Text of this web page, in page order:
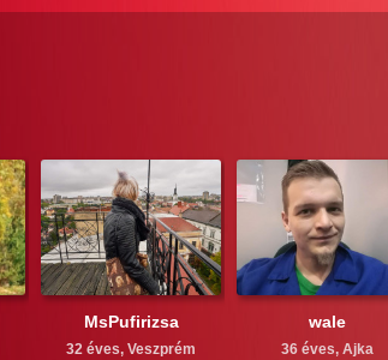
MsPufirizsa
32 éves, Veszprém
wale
36 éves, Ajka